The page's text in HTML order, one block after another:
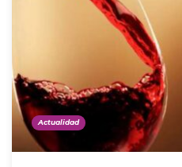
Actualidad